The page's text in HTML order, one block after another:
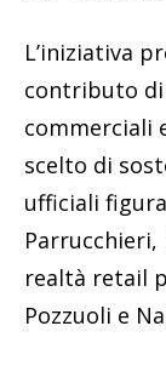
L’iniziativa
contributo
commerciali
scelto di
ufficiali
Parrucchieri,
realtà retail
Pozzuoli e